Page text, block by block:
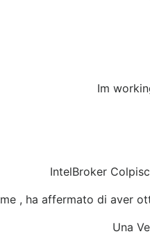
Im
IntelBroker
, ha affermato di aver
Una